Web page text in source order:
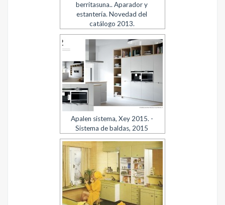
berritasuna.. Aparador y
estantería. Novedad del
catálogo 2013.
Apalen sistema, Xey 2015. -
Sistema de baldas, 2015